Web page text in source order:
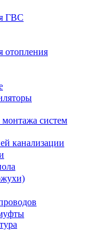
ГВС
отопления
систем
канализации